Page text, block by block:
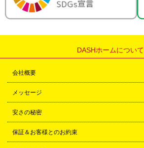
DASHホームについて
会社概要
メッセージ
安さの秘密
保証＆お客様とのお約束